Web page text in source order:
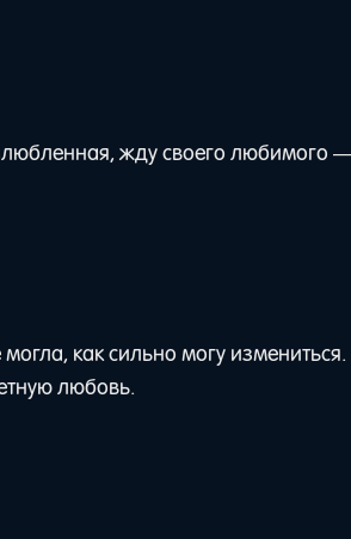
жду своего любимого
как сильно могу измениться.
любовь.